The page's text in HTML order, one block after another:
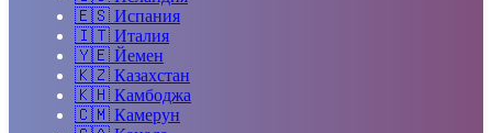
🇪🇸 Испания
🇮🇹 Италия
🇾🇪 Йемен
🇰🇿 Казахстан
🇰🇭 Камбоджа
🇨🇲 Камерун